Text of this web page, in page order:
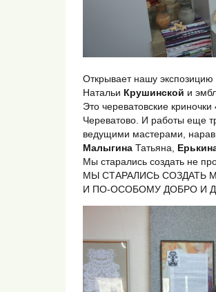
Открывает нашу
Натальи Крушинской и
Это череватовские
Череватово. И работы еще
ведущими мастерами,
Малыгина Татьяна,
Мы старались создать не
МЫ СТАРАЛИСЬ СОЗДАТЬ
И ПО-ОСОБОМУ ДОБРО И